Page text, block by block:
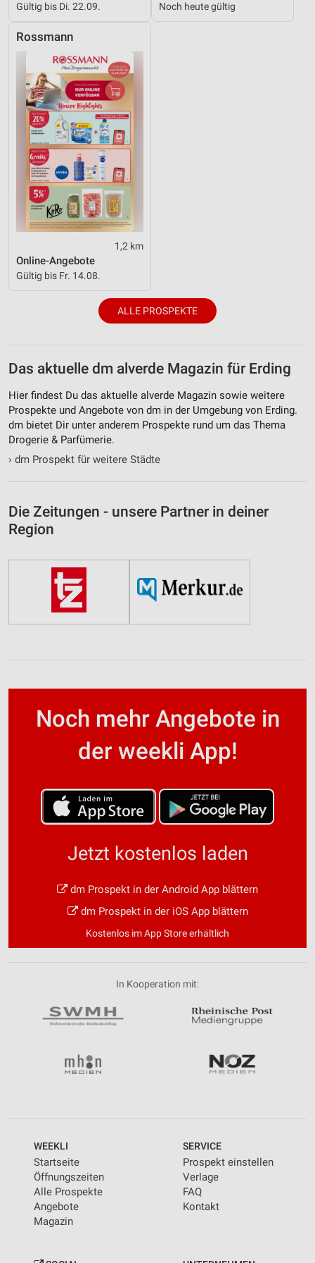
Gültig bis Di. 22.09. Noch heute gültig
Rossmann
1,2 km
Online-Angebote
Gültig bis Fr. 14.08.
ALLE PROSPEKTE
Das aktuelle dm alverde Magazin für Erding
Hier findest Du das aktuelle alverde Magazin sowie weitere
Prospekte und Angebote von dm in der Umgebung von Erding.
dm bietet Dir unter anderem Prospekte rund um das Thema
Drogerie & Parfümerie.
› dm Prospekt für weitere Städte
Die Zeitungen - unsere Partner in deiner
Region
Noch mehr Angebote in
der weekli App!
Jetzt kostenlos laden
dm Prospekt in der Android App blättern
dm Prospekt in der iOS App blättern
Kostenlos im App Store erhältlich
In Kooperation mit:
WEEKLI
Startseite
Öffnungszeiten
Alle Prospekte
Angebote
Magazin
SERVICE
Prospekt einstellen
Verlage
FAQ
Kontakt
Inhalten
IAB-Besonderheiten:
Verwendung genauer Standortdaten
Geräte anhand von aktiv angeforderten
Informationen identifizieren
Nicht-IAB-Verarbeitungszwecke:
Notwendig
Performance
Funktional
Werbung